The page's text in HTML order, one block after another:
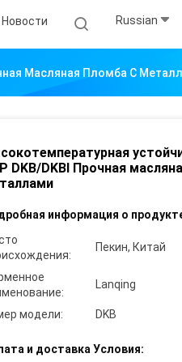
Новости Russian
Масляная Пломба С
DKB/DKBI Прочная
информация о
Пекин, Китай
Lanqing
модели: DKB
и доставка Условия: